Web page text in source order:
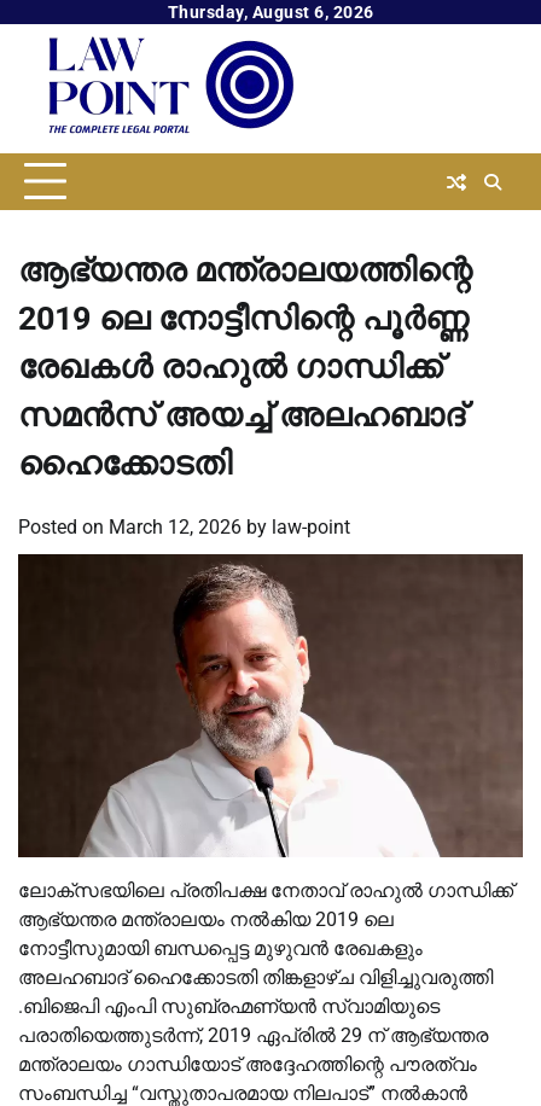
content
Thursday, August 6, 2026
ആഭ്യന്തര മന്ത്രാലയത്തിന്റെ
2019 ലെ നോട്ടീസിന്റെ പൂർണ്ണ
രേഖകൾ രാഹുൽ ഗാന്ധിക്ക്
സമൻസ് അയച്ച് അലഹബാദ്
ഹൈക്കോടതി
Posted on March 12, 2026 by law-point
ലോക്‌സഭയിലെ പ്രതിപക്ഷ നേതാവ് രാഹുൽ ഗാന്ധിക്ക്
ആഭ്യന്തര മന്ത്രാലയം നൽകിയ 2019 ലെ
നോട്ടീസുമായി ബന്ധപ്പെട്ട മുഴുവൻ രേഖകളും
അലഹബാദ് ഹൈക്കോടതി തിങ്കളാഴ്ച വിളിച്ചുവരുത്തി
.ബിജെപി എംപി സുബ്രഹ്മണ്യൻ സ്വാമിയുടെ
പരാതിയെത്തുടർന്ന്, 2019 ഏപ്രിൽ 29 ന് ആഭ്യന്തര
മന്ത്രാലയം ഗാന്ധിയോട് അദ്ദേഹത്തിന്റെ പൗരത്വം
സംബന്ധിച്ച “വസ്തുതാപരമായ നിലപാട്” നൽകാൻ